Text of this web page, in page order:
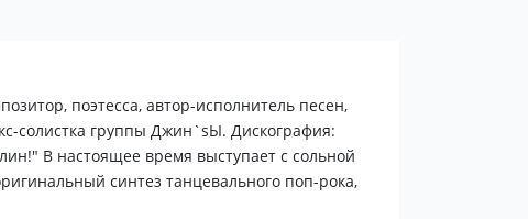
поэтесса, автор-исполнитель песен,
солистка группы Джин`sЫ. Дискография:
В настоящее время выступает с сольной
синтез танцевального поп-рока,